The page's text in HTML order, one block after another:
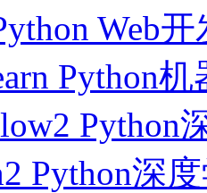
Web
Python
Python
Python深